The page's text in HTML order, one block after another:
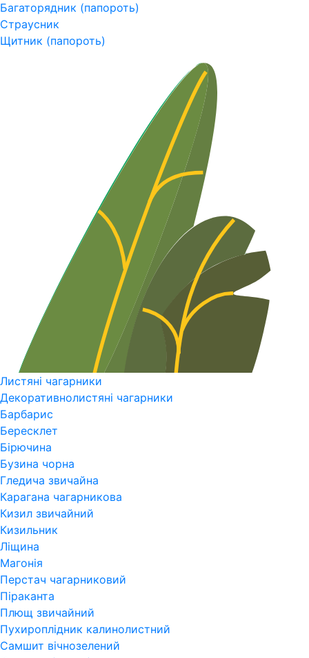
Багаторядник (папороть)
Страусник
Щитник (папороть)
Листяні чагарники
Декоративнолистяні чагарники
Барбарис
Бересклет
Бірючина
Бузина чорна
Гледича звичайна
Карагана чагарникова
Кизил звичайний
Кизильник
Ліщина
Магонія
Перстач чагарниковий
Піраканта
Плющ звичайний
Пухироплідник калинолистний
Самшит вічнозелений